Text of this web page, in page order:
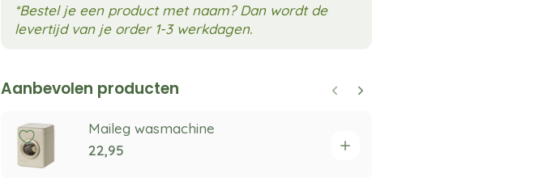
*Bestel je een product met naam? Dan wordt de
levertijd van je order 1-3 werkdagen.
Aanbevolen producten
Maileg wasmachine
22,95